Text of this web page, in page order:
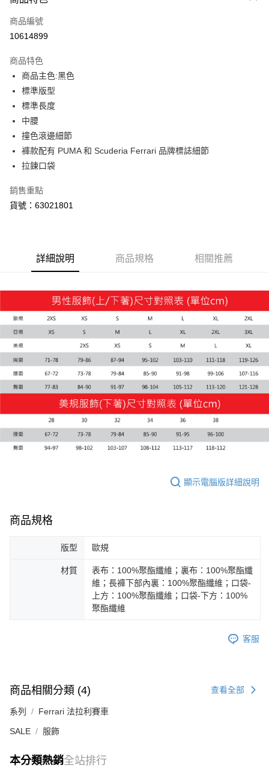
信用卡一次付款
LINE Pay
街口支付
悠遊付
Google Pay
貨到付款
運送方式
付款後全家取貨
每筆NT$100，滿NT$1,800(含以上)免運費
宅配(離島恕不配送)
宅配貨到付款(離島恕不配送)
每筆NT$180
商品編號
10614899
商品特色
商品主色:黑色
標準版型
標準長度
中腰
撞色滾邊細節
褲款配有 PUMA 和 Scuderia Ferrari 品牌標誌細節
拉鍊口袋
銷售重點
貨號：63021801
詳細說明 商品規格 相關推薦
顯示電腦版詳細說明
商品規格
版型 歐規
材質
表布：100%聚酯纖維；裏布：100%聚酯纖
維；長褲下部內裏：100%聚酯纖維；口袋-
上方：100%聚酯纖維；口袋-下方：100%
聚酯纖維
客服
商品相關分類 (4) 查看全部
系列 Ferrari 法拉利賽車
SALE 服飾
本分類熱銷全站排行